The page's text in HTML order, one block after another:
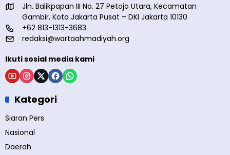
Jln. Balikpapan III No. 27 Petojo Utara, Kecamatan
Gambir, Kota Jakarta Pusat – DKI Jakarta 10130
+62 813-1313-3683
redaksi@wartaahmadiyah.org
Ikuti sosial media kami
Kategori
Siaran Pers
Nasional
Daerah